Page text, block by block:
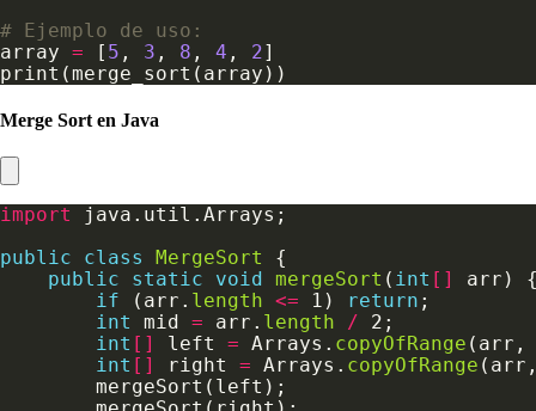
# Ejemplo de uso:
array = [ 5 , 3 , 8 , 4 , 2
Merge Sort en Java
import
public
class MergeSort
public
static void mergeSort ( int []
if (arr. length <= 1) return
int
mid = arr. length /
int [] left = Arrays. copyOfRange
int [] right = Arrays. copyOfRange